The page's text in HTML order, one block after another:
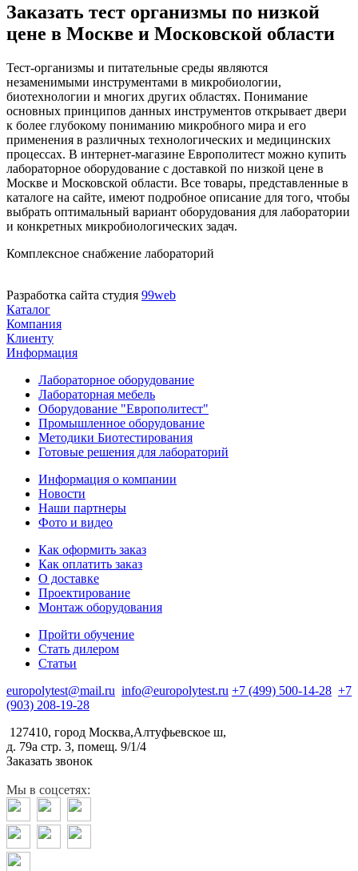
Заказать тест организмы по низкой
цене в Москве и Московской области
Тест-организмы и питательные среды являются
незаменимыми инструментами в микробиологии,
биотехнологии и многих других областях. Понимание
основных принципов данных инструментов открывает двери
к более глубокому пониманию микробного мира и его
применения в различных технологических и медицинских
процессах. В интернет-магазине Европолитест можно купить
лабораторное оборудование с доставкой по низкой цене в
Москве и Московской области. Все товары, представленные в
каталоге на сайте, имеют подробное описание для того, чтобы
выбрать оптимальный вариант оборудования для лаборатории
и конкретных микробиологических задач.
Комплексное снабжение лабораторий
Разработка сайта студия 99web
Каталог
Компания
Клиенту
Информация
Лабораторное оборудование
Лабораторная мебель
Оборудование "Европолитест"
Промышленное оборудование
Методики Биотестирования
Готовые решения для лабораторий
Информация о компании
Новости
Наши партнеры
Фото и видео
Как оформить заказ
Как оплатить заказ
О доставке
Проектирование
Монтаж оборудования
Пройти обучение
Стать дилером
Статьи
europolytest@mail.ru info@europolytest.ru +7 (499) 500-14-28 +7
(903) 208-19-28
127410, город Москва,Алтуфьевское ш,
д. 79а стр. 3, помещ. 9/1/4
Заказать звонок
Мы в соцсетях: